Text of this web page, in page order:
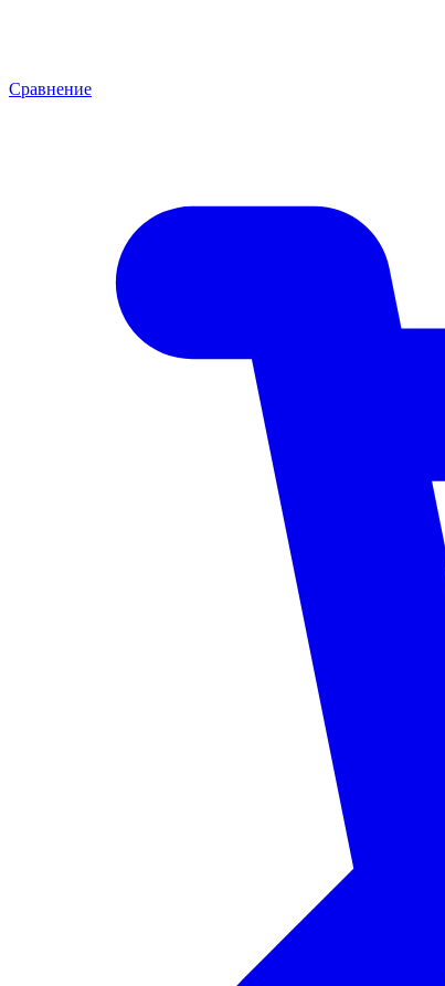
Сравнение